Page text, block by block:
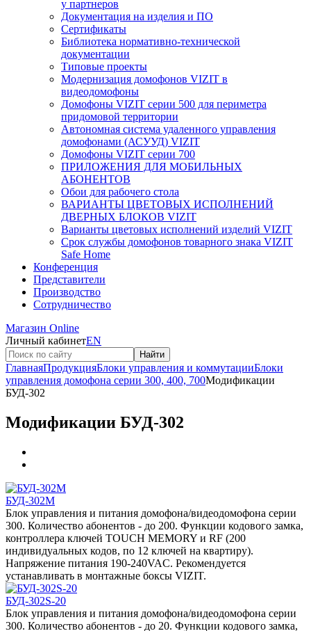
у партнеров
Документация на изделия и ПО
Сертификаты
Библиотека нормативно-технической
документации
Типовые проекты
Модернизация домофонов VIZIT в
видеодомофоны
Домофоны VIZIT серии 500 для периметра
придомовой территории
Автономная система удаленного управления
домофонами (АСУУД) VIZIT
Домофоны VIZIT серии 700
ПРИЛОЖЕНИЯ ДЛЯ МОБИЛЬНЫХ
АБОНЕНТОВ
Обои для рабочего стола
ВАРИАНТЫ ЦВЕТОВЫХ ИСПОЛНЕНИЙ
ДВЕРНЫХ БЛОКОВ VIZIT
Варианты цветовых исполнений изделий VIZIT
Срок службы домофонов товарного знака VIZIT
Safe Home
Конференция
Представители
Производство
Сотрудничество
Магазин Online
Личный кабинетEN
Найти
ГлавнаяПродукцияБлоки управления и коммутацииБлоки
управления домофона серии 300, 400, 700Модификации
БУД-302
Модификации БУД-302
БУД-302М
Блок управления и питания домофона/видеодомофона серии
300. Количество абонентов - до 200. Функции кодового замка,
контроллера ключей TOUCH MEMORY и RF (200
индивидуальных кодов, по 12 ключей на квартиру).
Напряжение питания 190-240VAC. Рекомендуется
устанавливать в монтажные боксы VIZIT.
БУД-302S-20
Блок управления и питания домофона/видеодомофона серии
300. Количество абонентов - до 20. Функции кодового замка,